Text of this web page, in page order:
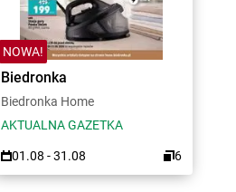
NOWA!
Biedronka
Biedronka Home
AKTUALNA GAZETKA
01.08 - 31.08 6